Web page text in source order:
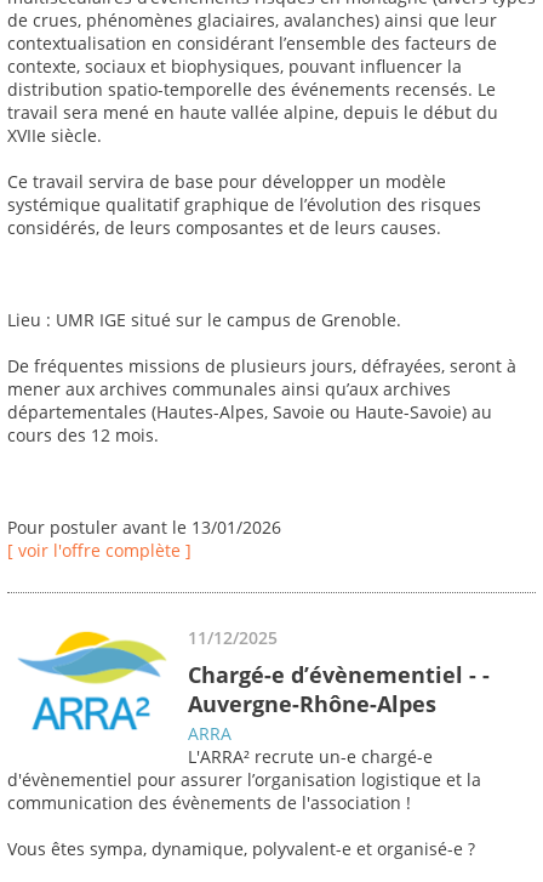
de crues, phénomènes glaciaires, avalanches) ainsi que leur
contextualisation en considérant l’ensemble des facteurs de
contexte, sociaux et biophysiques, pouvant influencer la
distribution spatio-temporelle des événements recensés. Le
travail sera mené en haute vallée alpine, depuis le début du
XVIIe siècle.
Ce travail servira de base pour développer un modèle
systémique qualitatif graphique de l’évolution des risques
considérés, de leurs composantes et de leurs causes.
Lieu : UMR IGE situé sur le campus de Grenoble.
De fréquentes missions de plusieurs jours, défrayées, seront à
mener aux archives communales ainsi qu’aux archives
départementales (Hautes-Alpes, Savoie ou Haute-Savoie) au
cours des 12 mois.
Pour postuler avant le 13/01/2026
[ voir l'offre complète ]
11/12/2025
Chargé-e d’évènementiel - -
Auvergne-Rhône-Alpes
ARRA
L'ARRA² recrute un-e chargé-e
d'évènementiel pour assurer l’organisation logistique et la
communication des évènements de l'association !
Vous êtes sympa, dynamique, polyvalent-e et organisé-e ?